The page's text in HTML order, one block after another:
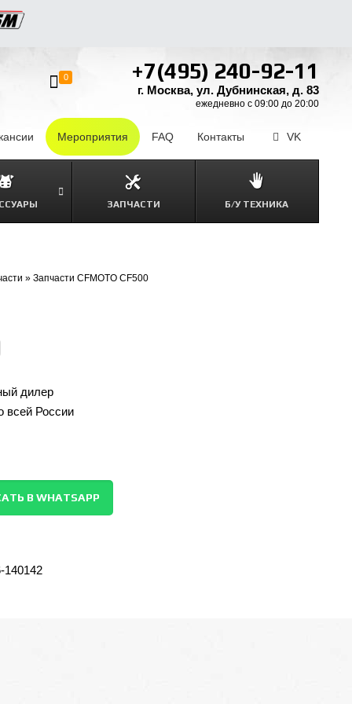
Мероприятия FAQ Контакты VK
ЗАПЧАСТИ Б/У ТЕХНИКА
+7(495) 240-92-11
г. Москва, ул. Дубнинская, д. 83
ежедневно с 09:00 до 20:00
0
»Запчасти CFMOTO CF500
дилер
всей России
В WHATSAPP
140142